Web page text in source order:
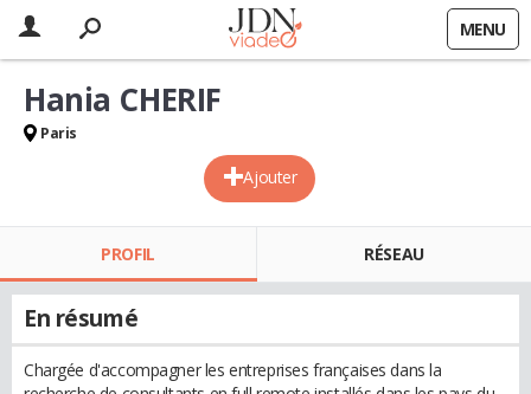
MENU
Ajouter
Hania CHERIF
Paris
PROFIL RÉSEAU
En résumé
Chargée d'accompagner les entreprises françaises dans la